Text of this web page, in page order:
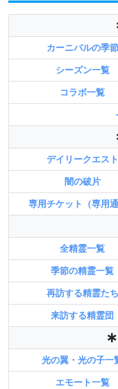
カーニバルの季節
シーズン一覧
コラボ一覧
デイリークエスト
闇の破片
専用チケット（専用通
全精霊一覧
季節の精霊一覧
再訪する精霊たち
来訪する精霊団
光の翼・光の子一
エモート一覧